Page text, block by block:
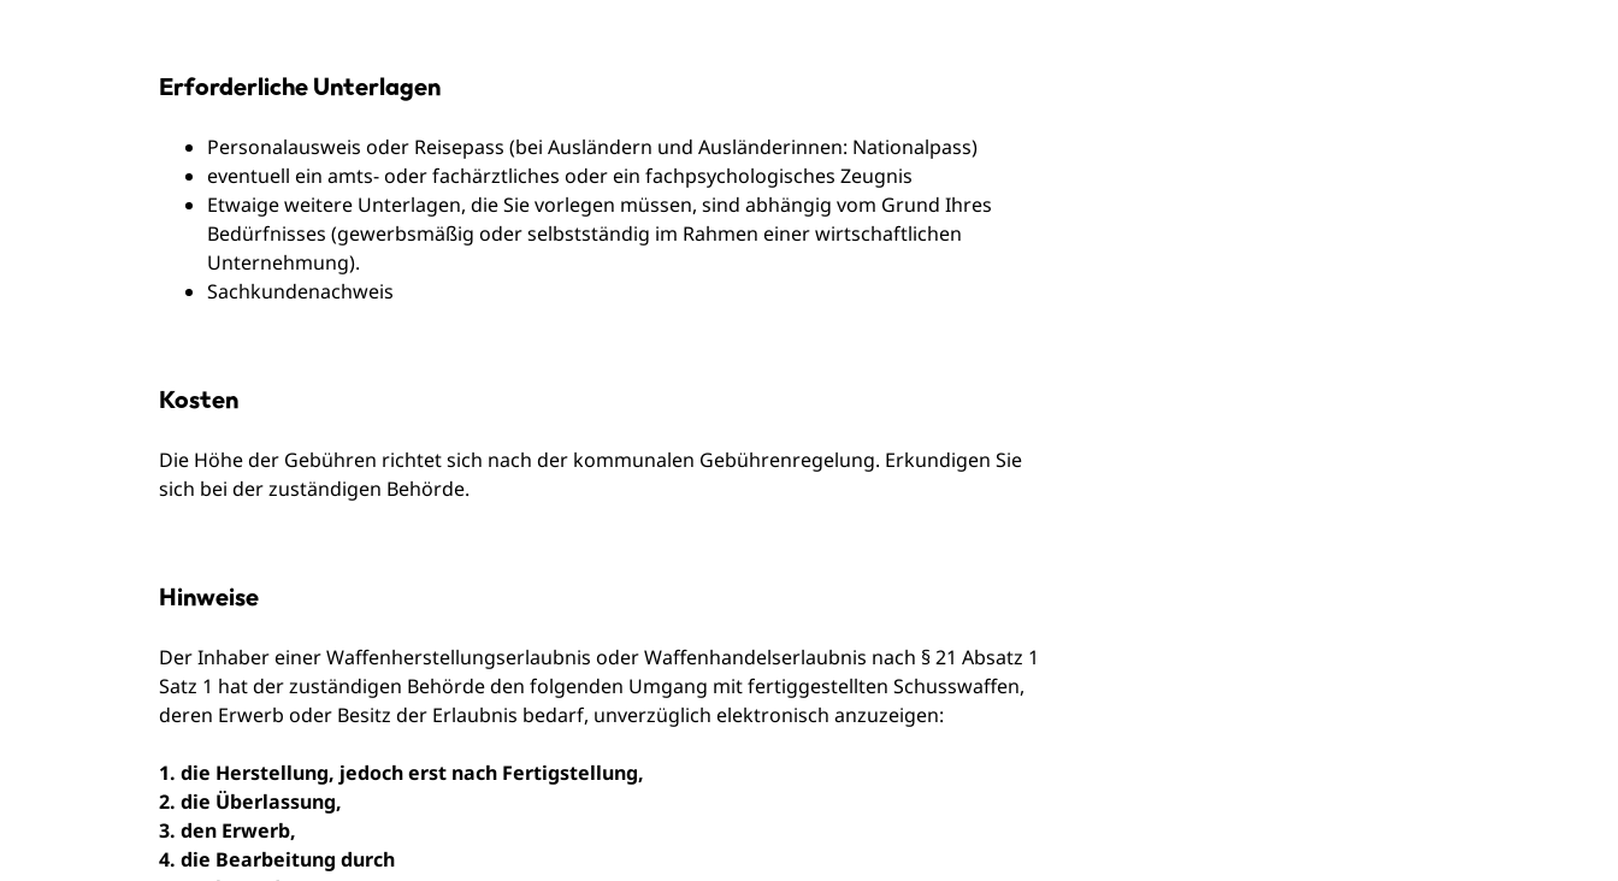
Erforderliche Unterlagen
Personalausweis oder Reisepass (bei Ausländern und Ausländerinnen: Nationalpass)
eventuell ein amts- oder fachärztliches oder ein fachpsychologisches Zeugnis
Etwaige weitere Unterlagen, die Sie vorlegen müssen, sind abhängig vom Grund Ihres
Bedürfnisses (gewerbsmäßig oder selbstständig im Rahmen einer wirtschaftlichen
Unternehmung).
Sachkundenachweis
Kosten
Die Höhe der Gebühren richtet sich nach der kommunalen Gebührenregelung. Erkundigen Sie
sich bei der zuständigen Behörde.
Hinweise
Der Inhaber einer Waffenherstellungserlaubnis oder Waffenhandelserlaubnis nach § 21 Absatz 1
Satz 1 hat der zuständigen Behörde den folgenden Umgang mit fertiggestellten Schusswaffen,
deren Erwerb oder Besitz der Erlaubnis bedarf, unverzüglich elektronisch anzuzeigen:
1. die Herstellung, jedoch erst nach Fertigstellung,
2. die Überlassung,
3. den Erwerb,
4. die Bearbeitung durch